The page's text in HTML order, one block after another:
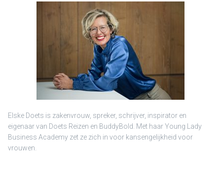
Elske Doets is zakenvrouw, spreker, schrijver, inspirator en
eigenaar van Doets Reizen en BuddyBold. Met haar Young Lady
Business Academy zet ze zich in voor kansengelijkheid voor
vrouwen.